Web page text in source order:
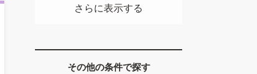
さらに表示する
その他の条件で探す